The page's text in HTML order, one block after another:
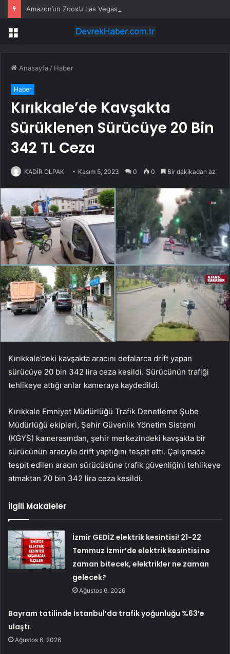
Amazon’un Zoox’u Las Vegas’ta ücretli taşımaya başlıyor
Menü
Anasayfa / Haber
Haber
Kırıkkale’de Kavşakta
Sürüklenen Sürücüye 20 Bin
342 TL Ceza
KADİR OLPAK Kasım 5, 2023 0 0 Bir dakikadan az
Kırıkkale’deki kavşakta aracını defalarca drift yapan
sürücüye 20 bin 342 lira ceza kesildi. Sürücünün trafiği
tehlikeye attığı anlar kameraya kaydedildi.
Kırıkkale Emniyet Müdürlüğü Trafik Denetleme Şube
Müdürlüğü ekipleri, Şehir Güvenlik Yönetim Sistemi
(KGYS) kamerasından, şehir merkezindeki kavşakta bir
sürücünün aracıyla drift yaptığını tespit etti. Çalışmada
tespit edilen aracın sürücüsüne trafik güvenliğini tehlikeye
atmaktan 20 bin 342 lira ceza kesildi.
İlgili Makaleler
İzmir GEDİZ elektrik kesintisi! 21-22
Temmuz İzmir’de elektrik kesintisi ne
zaman bitecek, elektrikler ne zaman
gelecek?
Ağustos 6, 2026
Bayram tatilinde İstanbul’da trafik yoğunluğu %63’e
ulaştı.
Ağustos 6, 2026